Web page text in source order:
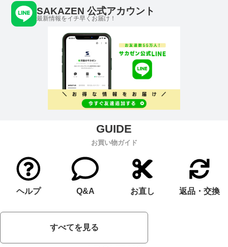
SAKAZEN 公式アカウント
最新情報をイチ早くお届け！
お買い物ガイド
ヘルプ Q&A お直し 返品・交換
すべてを見る